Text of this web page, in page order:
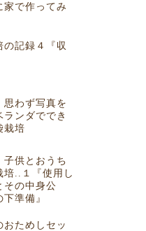
家で作ってみ
の記録４『収
思わず写真を
ンダででき
栽培
子供とおうち
培..１『使用し
その中身公
準備』
おためしセッ